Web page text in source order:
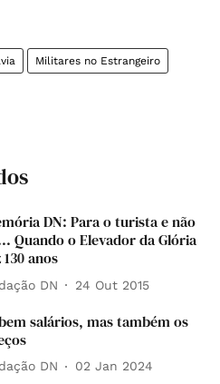
Militares no Estrangeiro
DN: Para o turista e não
Quando o Elevador da Glória
130 anos
DN 24 Out 2015
salários, mas também os
DN 02 Jan 2024